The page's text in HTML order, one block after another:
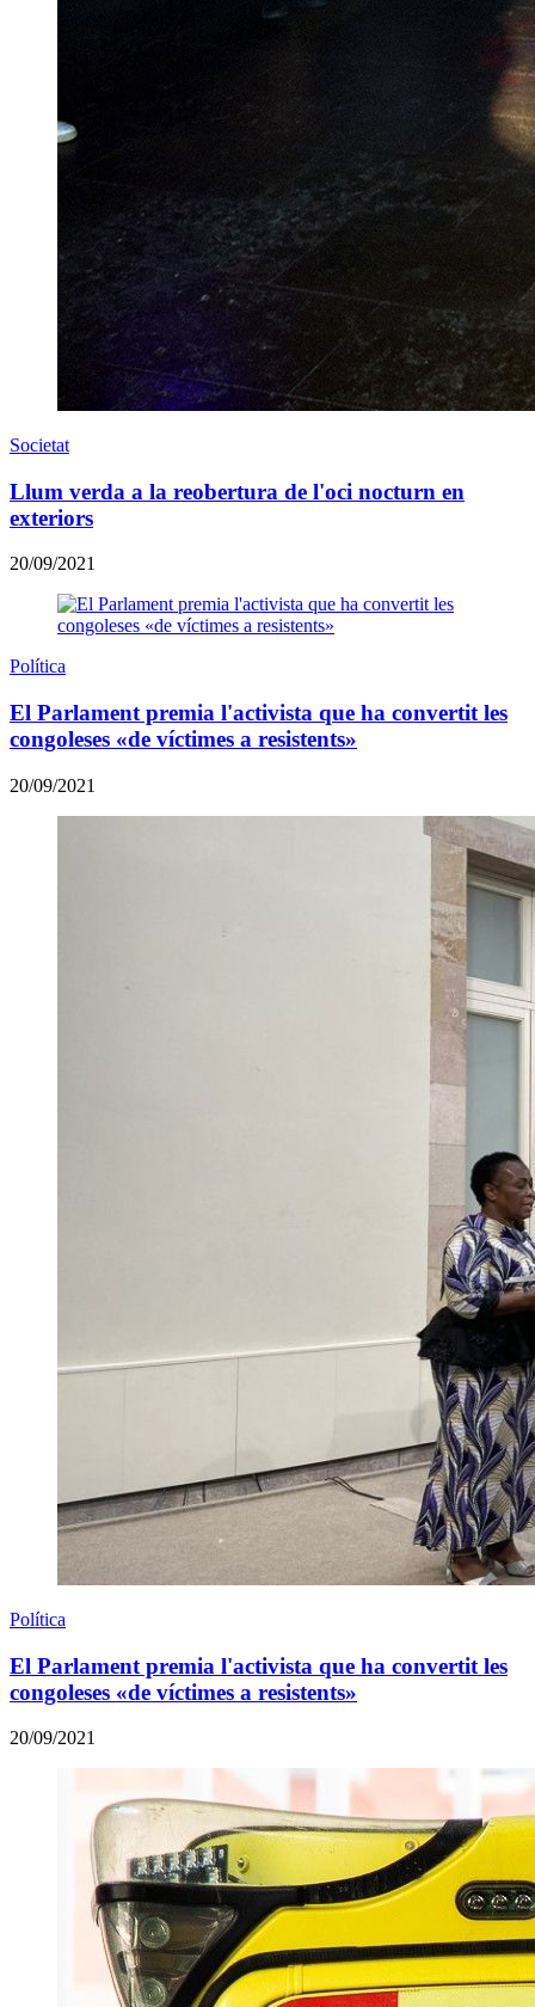
Societat
Llum verda a la reobertura de l'oci nocturn en
exteriors
20/09/2021
Política
El Parlament premia l'activista que ha convertit les
congoleses «de víctimes a resistents»
20/09/2021
Política
El Parlament premia l'activista que ha convertit les
congoleses «de víctimes a resistents»
20/09/2021